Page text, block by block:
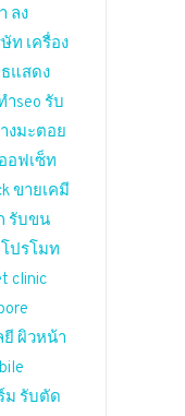
ลง
ท เครื่อง
แสดง
seo รับ
งมะตอย
อฟเซ็ท
ขายเคมี
รับขน
โปรโมท
clinic
ยี ผิวหน้า
ม รับตัด